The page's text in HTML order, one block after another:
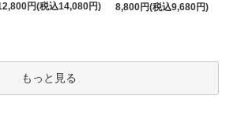
円(税込14,080円)
8,800円(税込9,680円)
もっと見る